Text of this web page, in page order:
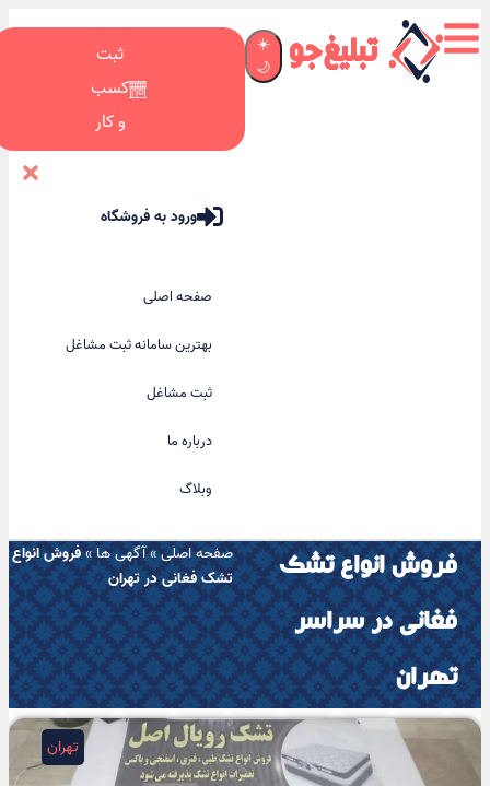
☀️
🌙
ثبت
کسب
و کار
ورود به فروشگاه
صفحه اصلی
بهترین سامانه ثبت مشاغل
ثبت مشاغل
درباره ما
وبلاگ
فروش انواع تشک
فغانی در سراسر
تهران
صفحه اصلی»آگهی ها»فروش انواع
تشک فغانی در تهران
تهران